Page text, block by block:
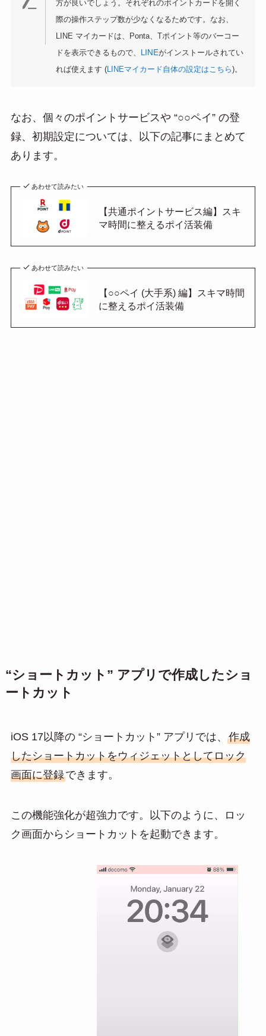
方が良いでしょう。それぞれのポイントカードを開く
際の操作ステップ数が少なくなるためです。なお、
LINE マイカードは、Ponta、Tポイント等のバーコー
ドを表示できるもので、 LINEがインストールされてい
れば使えます (LINEマイカード自体の設定はこちら)。
なお、個々のポイントサービスや “○○ペイ” の登
録、初期設定については、以下の記事にまとめて
あります。
あわせて読みたい
【共通ポイントサービス編】スキ
マ時間に整えるポイ活装備
あわせて読みたい
【○○ペイ (大手系) 編】スキマ時間
に整えるポイ活装備
“ショートカット” アプリで作成したショ
ートカット
iOS 17以降の “ショートカット” アプリでは、 作成
したショートカットをウィジェットとしてロック
画面に登録できます。
この機能強化が超強力です。以下のように、ロッ
ク画面からショートカットを起動できます。